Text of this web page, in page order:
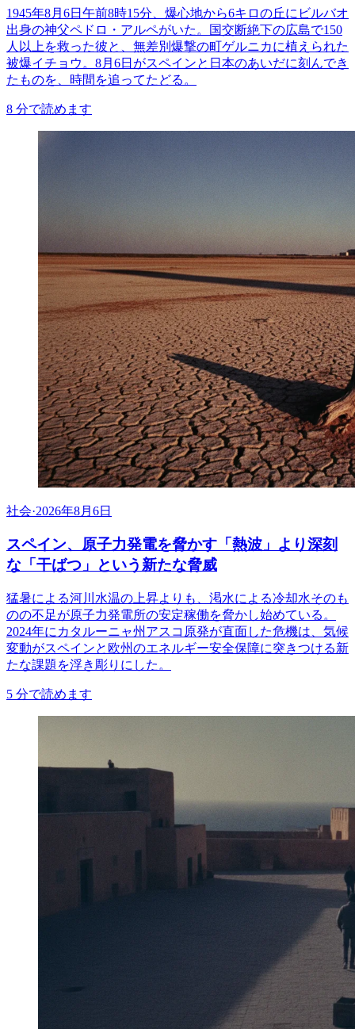
1945年8月6日午前8時15分、爆心地から6キロの丘にビルバオ
出身の神父ペドロ・アルペがいた。国交断絶下の広島で150
人以上を救った彼と、無差別爆撃の町ゲルニカに植えられた
被爆イチョウ。8月6日がスペインと日本のあいだに刻んでき
たものを、時間を追ってたどる。
8 分で読めます
社会·2026年8月6日
スペイン、原子力発電を脅かす「熱波」より深刻
な「干ばつ」という新たな脅威
猛暑による河川水温の上昇よりも、渇水による冷却水そのも
のの不足が原子力発電所の安定稼働を脅かし始めている。
2024年にカタルーニャ州アスコ原発が直面した危機は、気候
変動がスペインと欧州のエネルギー安全保障に突きつける新
たな課題を浮き彫りにした。
5 分で読めます